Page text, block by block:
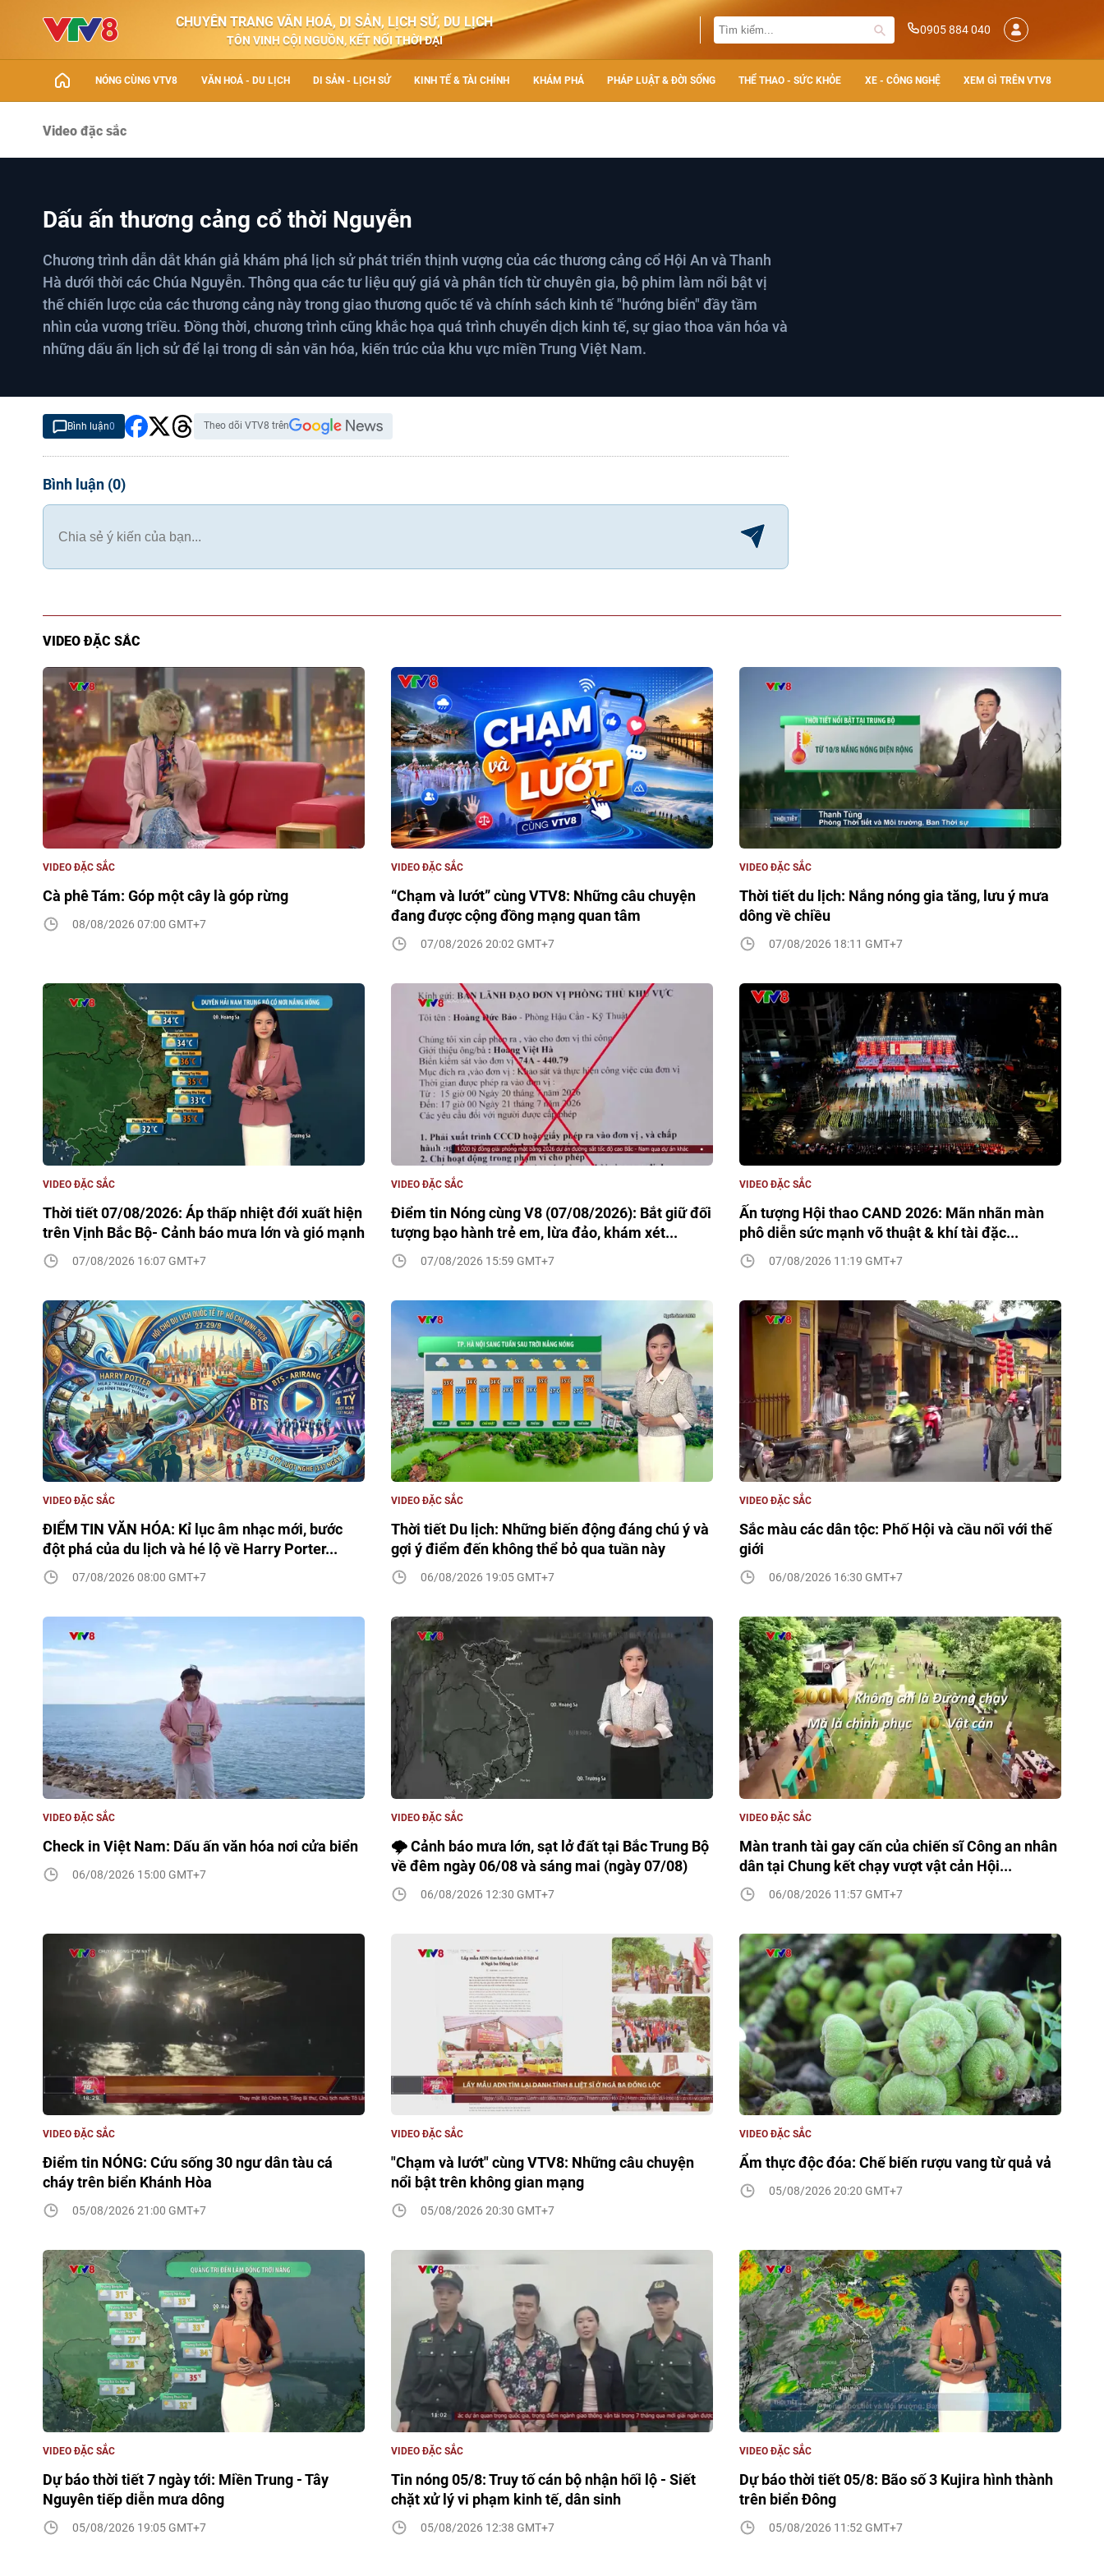
CHUYÊN TRANG VĂN HOÁ, DI SẢN, LỊCH SỬ, DU LỊCH
TÔN VINH CỘI NGUỒN, KẾT NỐI THỜI ĐẠI
0905 884 040
NÓNG CÙNG VTV8 VĂN HOÁ - DU LỊCH DI SẢN - LỊCH SỬ KINH TẾ & TÀI CHÍNH KHÁM PHÁ PHÁP LUẬT & ĐỜI SỐNG THỂ THAO - SỨC KHỎE XE - CÔNG NGHỆ XEM GÌ TRÊN VTV8
Video đặc sắc
Dấu ấn thương cảng cổ thời Nguyễn
Chương trình dẫn dắt khán giả khám phá lịch sử phát triển thịnh vượng của các thương cảng cổ Hội An và Thanh
Hà dưới thời các Chúa Nguyễn. Thông qua các tư liệu quý giá và phân tích từ chuyên gia, bộ phim làm nổi bật vị
thế chiến lược của các thương cảng này trong giao thương quốc tế và chính sách kinh tế "hướng biển" đầy tầm
nhìn của vương triều. Đồng thời, chương trình cũng khắc họa quá trình chuyển dịch kinh tế, sự giao thoa văn hóa và
những dấu ấn lịch sử để lại trong di sản văn hóa, kiến trúc của khu vực miền Trung Việt Nam.
Bình luận0 Theo dõi VTV8 trên
Bình luận (0)
VIDEO ĐẶC SẮC
Cà phê Tám: Góp một cây là góp rừng
VIDEO ĐẶC SẮC
08/08/2026 07:00 GMT+7
“Chạm và lướt” cùng VTV8: Những câu chuyện
đang được cộng đồng mạng quan tâm
VIDEO ĐẶC SẮC
07/08/2026 20:02 GMT+7
Thời tiết du lịch: Nắng nóng gia tăng, lưu ý mưa
dông về chiều
VIDEO ĐẶC SẮC
07/08/2026 18:11 GMT+7
Thời tiết 07/08/2026: Áp thấp nhiệt đới xuất hiện
trên Vịnh Bắc Bộ- Cảnh báo mưa lớn và gió mạnh
VIDEO ĐẶC SẮC
07/08/2026 16:07 GMT+7
Điểm tin Nóng cùng V8 (07/08/2026): Bắt giữ đối
tượng bạo hành trẻ em, lừa đảo, khám xét...
VIDEO ĐẶC SẮC
07/08/2026 15:59 GMT+7
Ấn tượng Hội thao CAND 2026: Mãn nhãn màn
phô diễn sức mạnh võ thuật & khí tài đặc...
VIDEO ĐẶC SẮC
07/08/2026 11:19 GMT+7
ĐIỂM TIN VĂN HÓA: Kỉ lục âm nhạc mới, bước
đột phá của du lịch và hé lộ về Harry Porter...
VIDEO ĐẶC SẮC
07/08/2026 08:00 GMT+7
Thời tiết Du lịch: Những biến động đáng chú ý và
gợi ý điểm đến không thể bỏ qua tuần này
VIDEO ĐẶC SẮC
06/08/2026 19:05 GMT+7
Sắc màu các dân tộc: Phố Hội và cầu nối với thế
giới
VIDEO ĐẶC SẮC
06/08/2026 16:30 GMT+7
Check in Việt Nam: Dấu ấn văn hóa nơi cửa biển
VIDEO ĐẶC SẮC
06/08/2026 15:00 GMT+7
🌩️ Cảnh báo mưa lớn, sạt lở đất tại Bắc Trung Bộ
về đêm ngày 06/08 và sáng mai (ngày 07/08)
VIDEO ĐẶC SẮC
06/08/2026 12:30 GMT+7
Màn tranh tài gay cấn của chiến sĩ Công an nhân
dân tại Chung kết chạy vượt vật cản Hội...
VIDEO ĐẶC SẮC
06/08/2026 11:57 GMT+7
Điểm tin NÓNG: Cứu sống 30 ngư dân tàu cá
cháy trên biển Khánh Hòa
VIDEO ĐẶC SẮC
05/08/2026 21:00 GMT+7
"Chạm và lướt" cùng VTV8: Những câu chuyện
nổi bật trên không gian mạng
VIDEO ĐẶC SẮC
05/08/2026 20:30 GMT+7
Ẩm thực độc đóa: Chế biến rượu vang từ quả vả
VIDEO ĐẶC SẮC
05/08/2026 20:20 GMT+7
Dự báo thời tiết 7 ngày tới: Miền Trung - Tây
Nguyên tiếp diễn mưa dông
VIDEO ĐẶC SẮC
05/08/2026 19:05 GMT+7
Tin nóng 05/8: Truy tố cán bộ nhận hối lộ - Siết
chặt xử lý vi phạm kinh tế, dân sinh
VIDEO ĐẶC SẮC
05/08/2026 12:38 GMT+7
Dự báo thời tiết 05/8: Bão số 3 Kujira hình thành
trên biển Đông
VIDEO ĐẶC SẮC
05/08/2026 11:52 GMT+7